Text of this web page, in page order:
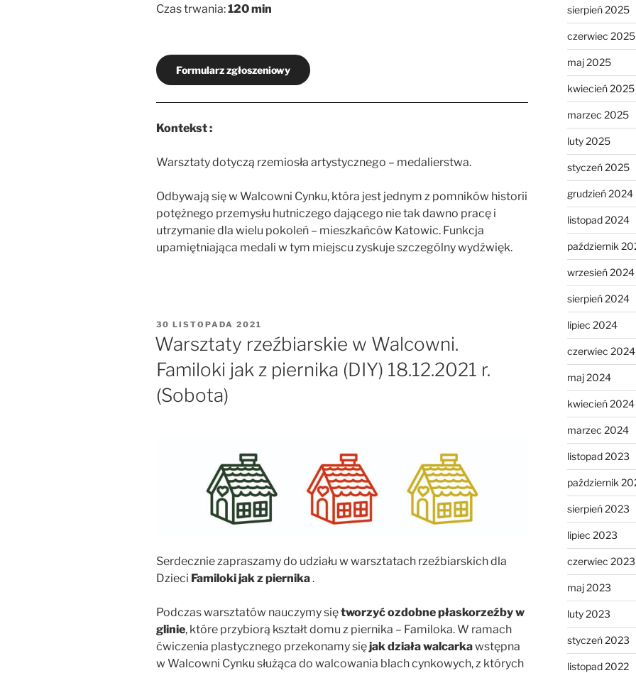
Czas trwania:120 min
Formularz zgłoszeniowy
Kontekst :
Warsztaty dotyczą rzemiosła artystycznego – medalierstwa.
Odbywają się w Walcowni Cynku, która jest jednym z pomników historii
potężnego przemysłu hutniczego dającego nie tak dawno pracę i
utrzymanie dla wielu pokoleń – mieszkańców Katowic. Funkcja
upamiętniająca medali w tym miejscu zyskuje szczególny wydźwięk.
OPUBLIKOWANE
W
30 LISTOPADA 2021
Warsztaty rzeźbiarskie w Walcowni.
Familoki jak z piernika (DIY) 18.12.2021 r.
(Sobota)
Serdecznie zapraszamy do udziału w warsztatach rzeźbiarskich dla
Dzieci Familoki jak z piernika.
Podczas warsztatów nauczymy siętworzyć ozdobne płaskorzeźby w
glinie, które przybiorą kształt domu z piernika – Familoka. W ramach
ćwiczenia plastycznego przekonamy sięjak działa walcarkawstępna
w Walcowni Cynku służąca do walcowania blach cynkowych, z których
sierpień 2025
czerwiec 2025
maj 2025
kwiecień 2025
marzec 2025
luty 2025
styczeń 2025
grudzień 2024
listopad 2024
październik
wrzesień 2024
sierpień 2024
lipiec 2024
czerwiec 2024
maj 2024
kwiecień 2024
marzec 2024
listopad 2023
październik
sierpień 2023
lipiec 2023
czerwiec 2023
maj 2023
luty 2023
styczeń 2023
listopad 2022